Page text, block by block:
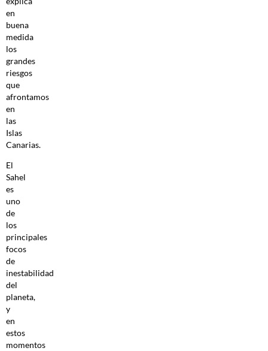
en
buena
medida
los
grandes
riesgos
que
afrontamos
en
las
Islas
Canarias.
El
Sahel
es
uno
de
los
principales
focos
de
inestabilidad
del
planeta,
y
en
estos
momentos